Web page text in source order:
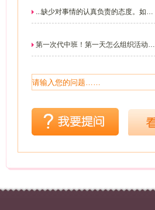
...缺少对事情的认真负责的态度。如果
第一次代中班！第一天怎么组织活动！